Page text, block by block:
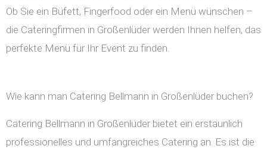
Ob Sie ein Büfett, Fingerfood oder ein Menü wünschen –
die Cateringfirmen in Großenlüder werden Ihnen helfen, das
perfekte Menü für Ihr Event zu finden.
Wie kann man Catering Bellmann in Großenlüder buchen?
Catering Bellmann in Großenlüder bietet ein erstaunlich
professionelles und umfangreiches Catering an. Es ist die